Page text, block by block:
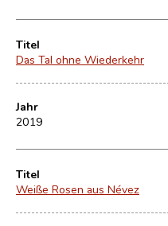
Titel
Das Tal ohne Wiederkehr
Jahr
2019
Titel
Weiße Rosen aus Névez